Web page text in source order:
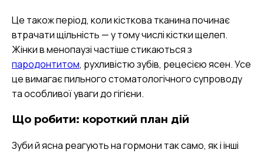
Це також період, коли кісткова тканина починає
втрачати щільність — у тому числі кістки щелеп.
Жінки в менопаузі частіше стикаються з
пародонтитом, рухливістю зубів, рецесією ясен. Усе
це вимагає пильного стоматологічного супроводу
та особливої уваги до гігієни.
Що робити: короткий план дій
Зуби й ясна реагують на гормони так само, як і інші